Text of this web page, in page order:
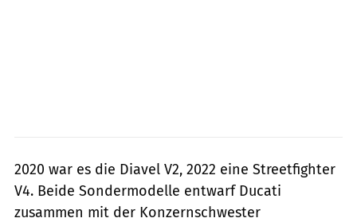
2020 war es die Diavel V2, 2022 eine Streetfighter
V4. Beide Sondermodelle entwarf Ducati
zusammen mit der Konzernschwester